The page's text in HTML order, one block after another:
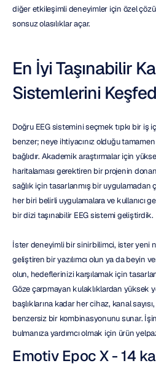
diğer etkileşimli deneyimler için özel
sonsuz olasılıklar açar.
En İyi Taşınabilir
Sistemlerini
Doğru EEG sistemini seçmek tıpkı bir iş
benzer; neye ihtiyacınız olduğu tamamen
bağlıdır. Akademik araştırmalar için
haritalaması gerektiren bir projenin
sağlık için tasarlanmış bir uygulamadan
her biri belirli uygulamalara ve kullanıcı
bir dizi taşınabilir EEG sistemi geliştirdik.
İster deneyimli bir sinirbilimci, ister yeni
geliştiren bir yazılımcı olun ya da beyin
olun, hedeflerinizi karşılamak için
Göze çarpmayan kulaklıklardan yüksek
başlıklarına kadar her cihaz, kanal
benzersiz bir kombinasyonunu sunar.
bulmanıza yardımcı olmak için ürün
Emotiv Epoc X - 14